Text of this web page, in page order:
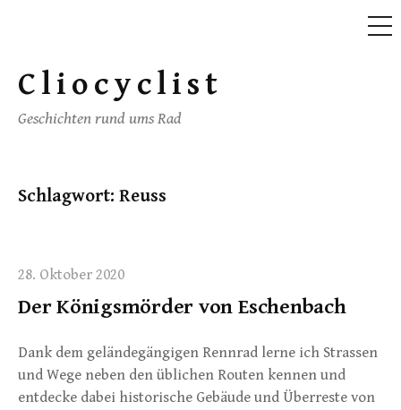
to
content
Cliocyclist
Geschichten rund ums Rad
Schlagwort: Reuss
28. Oktober 2020
Der Königsmörder von Eschenbach
Dank dem geländegängigen Rennrad lerne ich Strassen
und Wege neben den üblichen Routen kennen und
entdecke dabei historische Gebäude und Überreste von